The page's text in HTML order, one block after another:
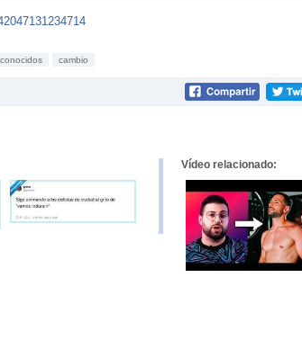
cambio
Vídeo relacionado: